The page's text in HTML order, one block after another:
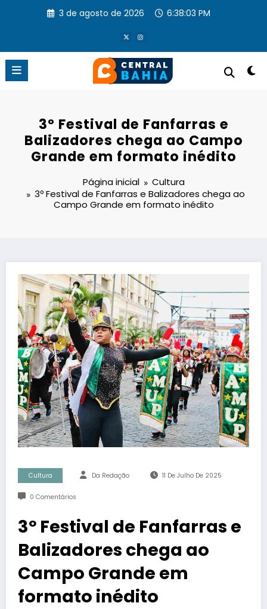
3 de agosto de 2026 6:38:04 PM
3º Festival de Fanfarras e
Balizadores chega ao Campo
Grande em formato inédito
Página inicial
Cultura
3º Festival de Fanfarras e Balizadores chega ao
Campo Grande em formato inédito
Cultura Da Redação 11 De Julho De 2025
0 Comentários
3º Festival de Fanfarras e
Balizadores chega ao
Campo Grande em
formato inédito